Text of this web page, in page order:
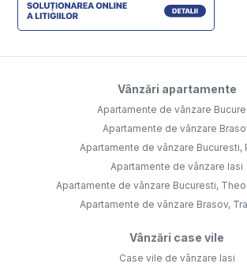
Vânzări apartamente
Apartamente de vânzare
Apartamente de vânzare
Apartamente de vânzare Bucuresti,
Apartamente de vânzare Iasi
Apartamente de vânzare Bucuresti,
Apartamente de vânzare Brasov,
Vânzări case vile
Case vile de vânzare Iasi